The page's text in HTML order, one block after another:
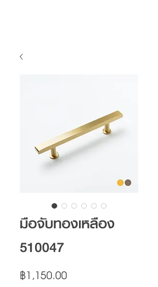
มือจับทองเหลือง
510047
฿1,150.00